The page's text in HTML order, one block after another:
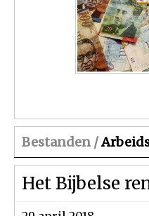
Bestanden /
Het Bijbelse